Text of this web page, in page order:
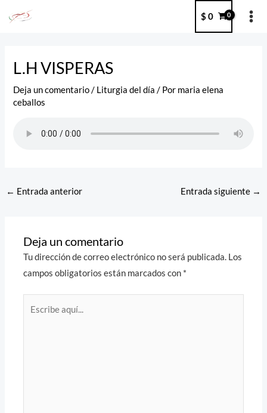
$ 0
L.H VISPERAS
Deja un comentario / Liturgia del día / Por maria elena
ceballos
← Entrada anterior Entrada siguiente →
Deja un comentario
Tu dirección de correo electrónico no será publicada. Los
campos obligatorios están marcados con *